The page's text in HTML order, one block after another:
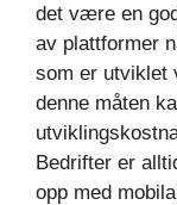
det være en
av plattformer
som er utviklet
denne måten
Bedrifter er
opp med